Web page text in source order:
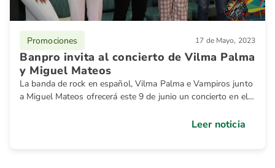
Promociones 17 de Mayo, 2023
Banpro invita al concierto de Vilma Palma
y Miguel Mateos
La banda de rock en español, Vilma Palma e Vampiros junto
a Miguel Mateos ofrecerá este 9 de junio un concierto en el
conocer los organizadores del evento durante unaLeer noticia